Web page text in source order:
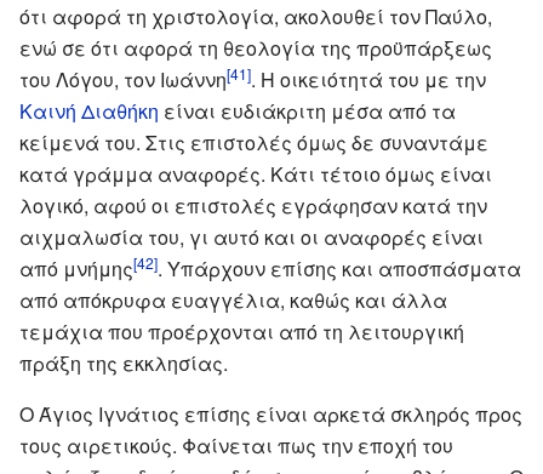
ότι αφορά τη χριστολογία, ακολουθεί τον Παύλο,
ενώ σε ότι αφορά τη θεολογία της προϋπάρξεως
του Λόγου, τον Ιωάννη[41]. Η οικειότητά του με την
Καινή Διαθήκη είναι ευδιάκριτη μέσα από τα
κείμενά του. Στις επιστολές όμως δε συναντάμε
κατά γράμμα αναφορές. Κάτι τέτοιο όμως είναι
λογικό, αφού οι επιστολές εγράφησαν κατά την
αιχμαλωσία του, γι αυτό και οι αναφορές είναι
από μνήμης[42]. Υπάρχουν επίσης και αποσπάσματα
από απόκρυφα ευαγγέλια, καθώς και άλλα
τεμάχια που προέρχονται από τη λειτουργική
πράξη της εκκλησίας.
Ο Άγιος Ιγνάτιος επίσης είναι αρκετά σκληρός προς
τους αιρετικούς. Φαίνεται πως την εποχή του